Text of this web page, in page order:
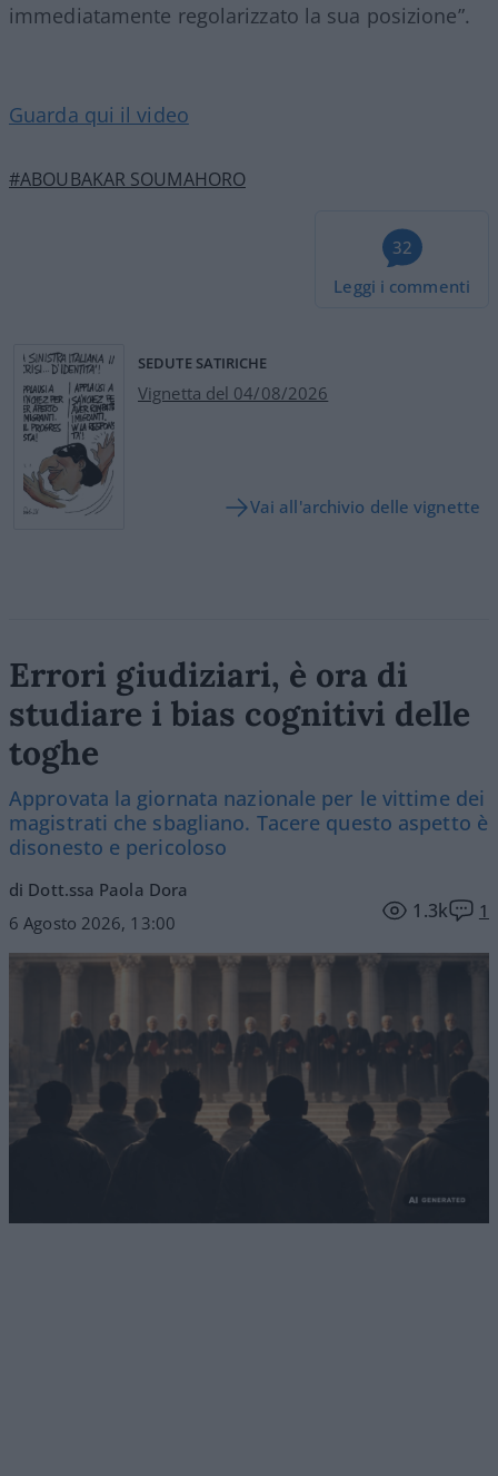
immediatamente regolarizzato la sua posizione”.
Guarda qui il video
#ABOUBAKAR SOUMAHORO
32
Leggi i commenti
SEDUTE SATIRICHE
Vignetta del 04/08/2026
Vai all'archivio delle vignette
Errori giudiziari, è ora di
studiare i bias cognitivi delle
toghe
Approvata la giornata nazionale per le vittime dei
magistrati che sbagliano. Tacere questo aspetto è
disonesto e pericoloso
di Dott.ssa Paola Dora
6 Agosto 2026, 13:00
1.3k 1